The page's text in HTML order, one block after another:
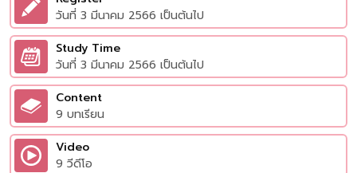
วันที่ 3 มีนาคม 2566 เป็นต้นไป
Study Time
วันที่ 3 มีนาคม 2566 เป็นต้นไป
Content
9 บทเรียน
Video
9 วีดีโอ